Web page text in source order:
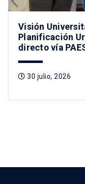
Visión
Planificación
directo vía
30 julio, 2026